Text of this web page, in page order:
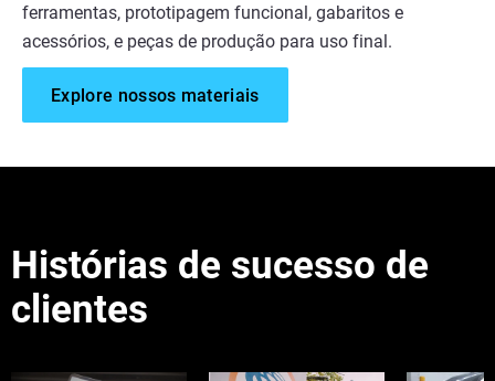
ferramentas, prototipagem funcional, gabaritos e
acessórios, e peças de produção para uso final.
Explore nossos materiais
Histórias de sucesso de
clientes